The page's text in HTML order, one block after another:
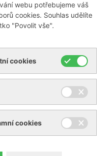
webu potřebujeme váš
cookies. Souhlas udělíte
"Povolit vše".
cookies
cookies